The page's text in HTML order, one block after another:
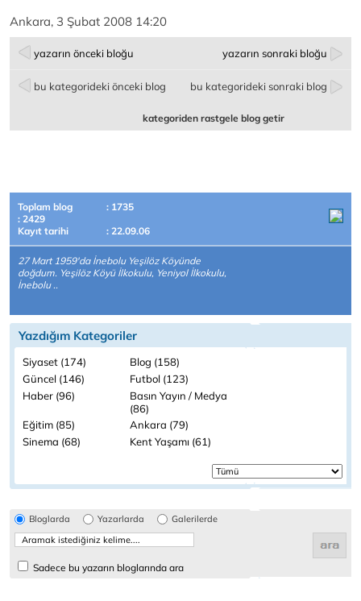
Ankara, 3 Şubat 2008 14:20
yazarın önceki bloğu yazarın sonraki bloğu
bu kategorideki önceki blog bu kategorideki sonraki blog
kategoriden rastgele blog getir
Toplam blog
: 1735
: 2429
Kayıt tarihi
: 22.09.06
27 Mart 1959'da İnebolu Yeşilöz Köyünde
doğdum. Yeşilöz Köyü İlkokulu, Yeniyol İlkokulu,
İnebolu ..
Yazdığım Kategoriler
Siyaset (174)
Blog (158)
Güncel (146)
Futbol (123)
Haber (96)
Basın Yayın / Medya
(86)
Eğitim (85)
Ankara (79)
Sinema (68)
Kent Yaşamı (61)
Bloglarda Yazarlarda Galerilerde
Sadece bu yazarın bloglarında ara